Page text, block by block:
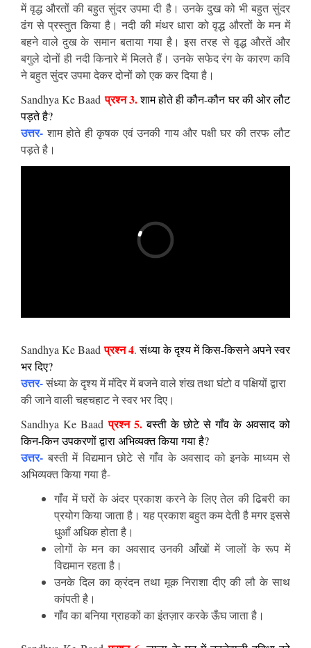
में वृद्ध औरतों की बहुत सुंदर उपमा दी है। उनके दुख को भी बहुत सुंदर
ढंग से प्रस्तुत किया है। नदी की मंथर धारा को वृद्ध औरतों के मन में
बहने वाले दुख के समान बताया गया है। इस तरह से वृद्ध औरतें और
बगुले दोनों ही नदी किनारे में मिलते हैं। उनके सफेद रंग के कारण कवि
ने बहुत सुंदर उपमा देकर दोनों को एक कर दिया है।
Sandhya Ke Baad प्रश्न 3.शाम होते ही कौन-कौन घर की ओर लौट
पड़ते है?
उत्तर- शाम होते ही कृषक एवं उनकी गाय और पक्षी घर की तरफ लौट
पड़ते है।
Sandhya Ke Baad प्रश्न 4.संध्या के दृश्य में किस-किसने अपने स्वर
भर दिए?
उत्तर-संध्या के दृश्य में मंदिर में बजने वाले शंख तथा घंटो व पक्षियों द्वारा
की जाने वाली चहचहाट ने स्वर भर दिए।
Sandhya Ke Baad प्रश्न5. बस्ती के छोटे से गाँव के अवसाद को
किन-किन उपकरणों द्वारा अभिव्यक्त किया गया है?
उत्तर- बस्ती में विद्यमान छोटे से गाँव के अवसाद को इनके माध्यम से
अभिव्यक्त किया गया है-
गाँव में घरों के अंदर प्रकाश करने के लिए तेल की ढिबरी का
प्रयोग किया जाता है। यह प्रकाश बहुत कम देती है मगर इससे
धुआँ अधिक होता है।
लोगों के मन का अवसाद उनकी आँखों में जालों के रूप में
विद्यमान रहता है।
उनके दिल का क्रंदन तथा मूक निराशा दीए की लौ के साथ
कांपती है।
गाँव का बनिया ग्राहकों का इंतज़ार करके ऊँघ जाता है।